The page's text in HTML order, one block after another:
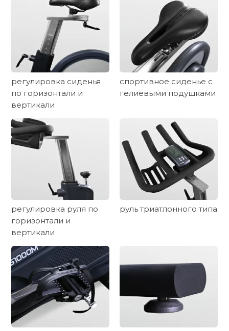
регулировка сиденья
по горизонтали и
вертикали
спортивное сиденье с
гелиевыми подушками
регулировка руля по
горизонтали и
вертикали
руль триатлонного типа